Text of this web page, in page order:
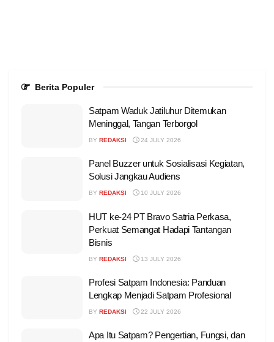
Berita Populer
Satpam Waduk Jatiluhur Ditemukan
Meninggal, Tangan Terborgol
BY REDAKSI 24 JULY 2026
Panel Buzzer untuk Sosialisasi Kegiatan,
Solusi Jangkau Audiens
BY REDAKSI 10 JULY 2026
HUT ke-24 PT Bravo Satria Perkasa,
Perkuat Semangat Hadapi Tantangan
Bisnis
BY REDAKSI 13 JULY 2026
Profesi Satpam Indonesia: Panduan
Lengkap Menjadi Satpam Profesional
BY REDAKSI 22 JULY 2026
Apa Itu Satpam? Pengertian, Fungsi, dan